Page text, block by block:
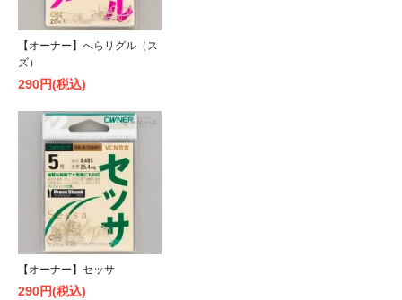
【オーナー】へらリグル（ス
ズ）
290円(税込)
【オーナー】セッサ
290円(税込)